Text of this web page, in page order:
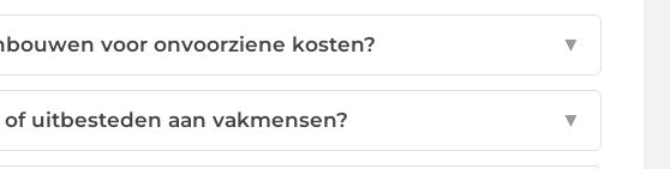
voor onvoorziene kosten? ▼
uitbesteden aan vakmensen? ▼